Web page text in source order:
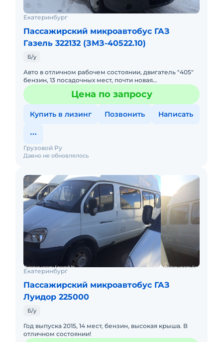
Екатеринбург
Пассажирский микроавтобус ГАЗ
Газель 322132 (ЗМЗ-40522.10)
Б/у
Авто в отличном рабочем состоянии, двигатель "405"
бензин, 13 посадочных мест, почти новая
резина,полностью готова к эксплуатации!
Цена по запросу
Купить в лизинг Позвонить Написать
Давно не обновлялось
Грузовой Ру
Екатеринбург
Пассажирский микроавтобус ГАЗ
Луидор 225000
Б/у
Год выпуска 2015, 14 мест, бензин, высокая крыша. В
отличном состоянии!